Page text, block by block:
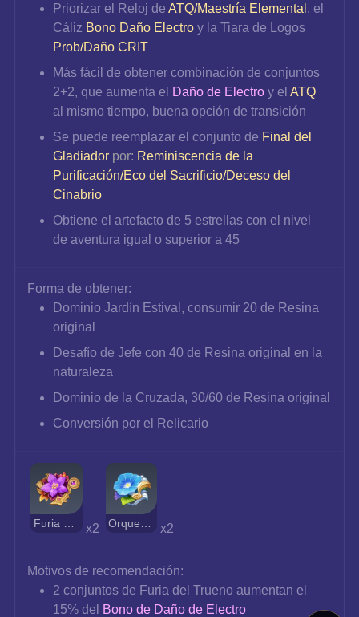
Priorizar el Reloj de ATQ/Maestría Elemental , el
Cáliz Bono Daño Electro y la Tiara de Logos
Prob/Daño CRIT
Más fácil de obtener combinación de conjuntos
2+2, que aumenta el Daño de Electro y el ATQ
al mismo tiempo, buena opción de transición
Se puede reemplazar el conjunto de Final del
Gladiador por: Reminiscencia de la
Purificación/Eco del Sacrificio/Deceso del
Cinabrio
Obtiene el artefacto de 5 estrellas con el nivel
de aventura igual o superior a 45
Forma de obtener:
Dominio Jardín Estival, consumir 20 de Resina
original
Desafío de Jefe con 40 de Resina original en la
naturaleza
Dominio de la Cruzada, 30/60 de Resina original
Conversión por el Relicario
x2 x2
Motivos de recomendación:
2 conjuntos de Furia del Trueno aumentan el
15% del Bono de Daño de Electro